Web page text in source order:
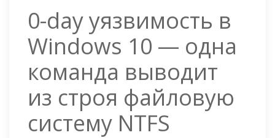
0-day уязвимость в
Windows 10 — одна
команда выводит
из строя файловую
систему NTFS